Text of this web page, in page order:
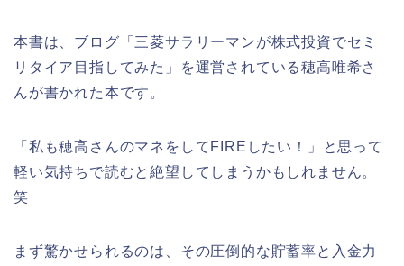
本書は、ブログ「三菱サラリーマンが株式投資でセミ
リタイア目指してみた」を運営されている穂高唯希さ
んが書かれた本です。
「私も穂高さんのマネをしてFIREしたい！」と思って
軽い気持ちで読むと絶望してしまうかもしれません。
笑
まず驚かせられるのは、その圧倒的な貯蓄率と入金力